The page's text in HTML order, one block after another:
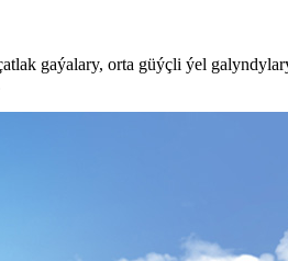
gaýalary, orta güýçli ýel